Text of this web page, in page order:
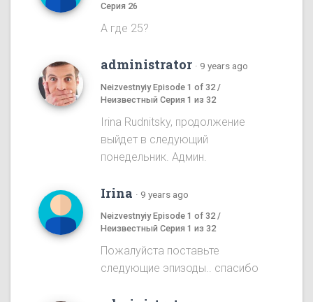
Серия 26
А где 25?
administrator · 9 years ago
Neizvestnyiy Episode 1 of 32 /
Неизвестный Серия 1 из 32
Irina Rudnitsky, продолжение
выйдет в следующий
понедельник. Админ.
Irina · 9 years ago
Neizvestnyiy Episode 1 of 32 /
Неизвестный Серия 1 из 32
Пожалуйста поставьте
следующие эпизоды.. спасибо